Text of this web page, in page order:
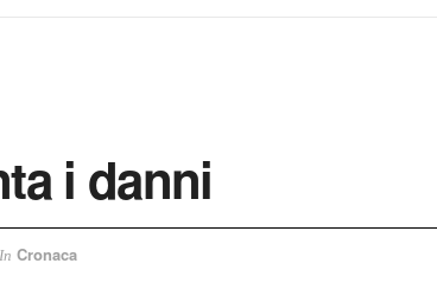
i danni
In Cronaca